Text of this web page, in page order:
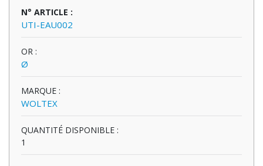
N° ARTICLE :
UTI-EAU002
OR :
Ø
MARQUE :
WOLTEX
QUANTITÉ DISPONIBLE :
1